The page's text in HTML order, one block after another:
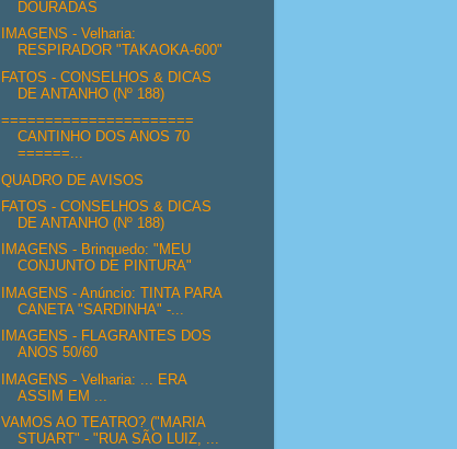
DOURADAS
IMAGENS - Velharia:
RESPIRADOR "TAKAOKA-600"
FATOS - CONSELHOS & DICAS
DE ANTANHO (Nº 188)
======================
CANTINHO DOS ANOS 70
======...
QUADRO DE AVISOS
FATOS - CONSELHOS & DICAS
DE ANTANHO (Nº 188)
IMAGENS - Brinquedo: "MEU
CONJUNTO DE PINTURA"
IMAGENS - Anúncio: TINTA PARA
CANETA "SARDINHA" -...
IMAGENS - FLAGRANTES DOS
ANOS 50/60
IMAGENS - Velharia: ... ERA
ASSIM EM ...
VAMOS AO TEATRO? ("MARIA
STUART" - "RUA SÃO LUIZ, ...